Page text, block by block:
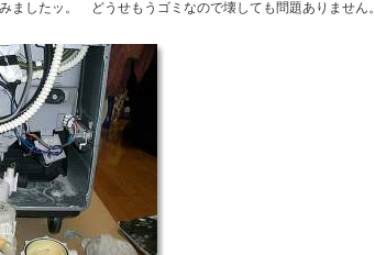
ましたッ。 どうせもうゴミなので壊しても問題ありません。